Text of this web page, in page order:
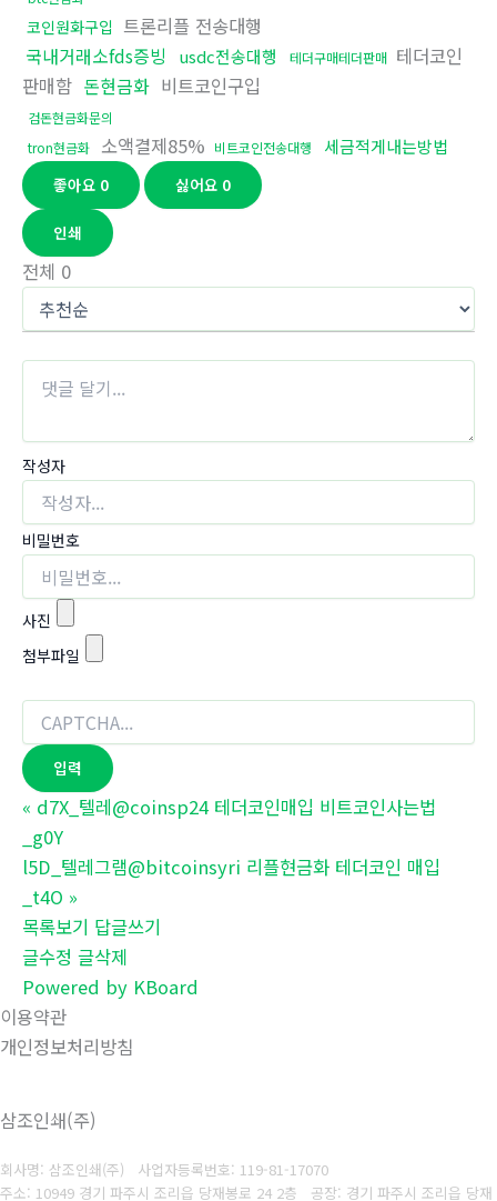
코인원화구입 트론리플 전송대행
국내거래소fds증빙
usdc전송대행 테더구매테더판매 테더코인
판매함 돈현금화 비트코인구입
검돈현금화문의
tron현금화
소액결제85% 비트코인전송대행 세금적게내는방법
좋아요 0 싫어요 0
인쇄
전체 0
작성자
비밀번호
사진
첨부파일
« d7X_텔레@coinsp24 테더코인매입 비트코인사는법
_g0Y
l5D_텔레그램@bitcoinsyri 리플현금화 테더코인 매입
_t4O »
목록보기 답글쓰기
글수정 글삭제
Powered by KBoard
이용약관
개인정보처리방침
삼조인쇄(주)
회사명: 삼조인쇄(주) 사업자등록번호: 119-81-17070
주소: 10949 경기 파주시 조리읍 당재봉로 24 2층 공장: 경기 파주시 조리읍 당재